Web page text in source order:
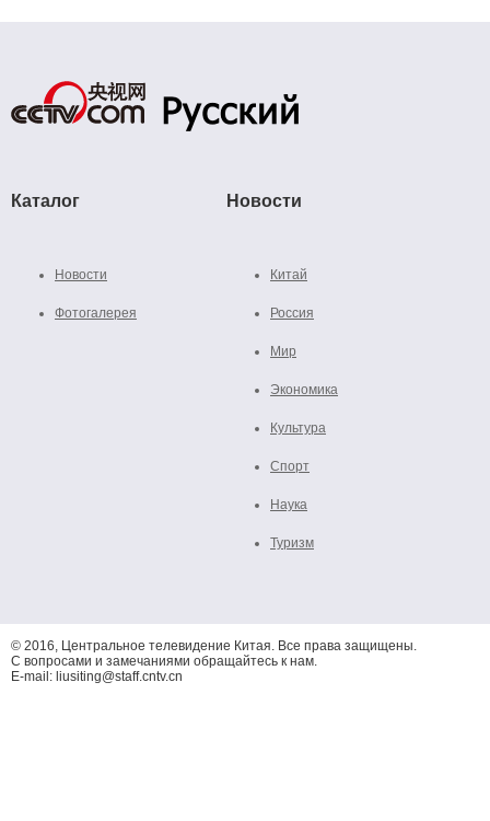
Каталог
Новости
Фотогалерея
Новости
Китай
Россия
Мир
Экономика
Культура
Спорт
Наука
Туризм
© 2016, Центральное телевидение Китая. Все права защищены.
С вопросами и замечаниями обращайтесь к нам.
E-mail: liusiting@staff.cntv.cn